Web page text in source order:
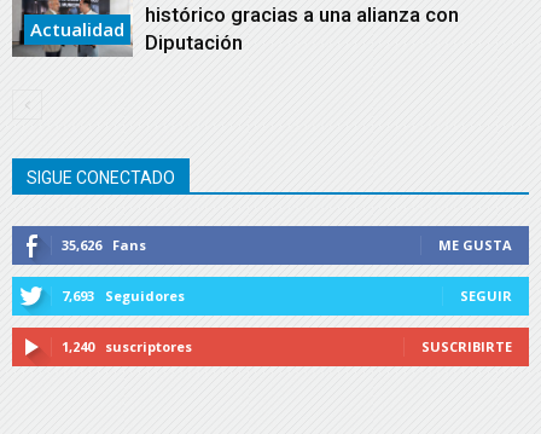
Actualidad
histórico gracias a una alianza con
Diputación
SIGUE CONECTADO
35,626 Fans ME GUSTA
7,693 Seguidores SEGUIR
1,240 suscriptores SUSCRIBIRTE